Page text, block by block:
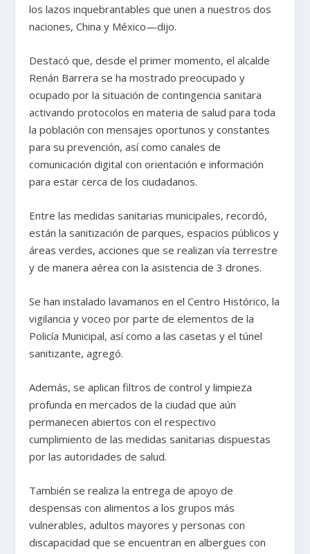
los lazos inquebrantables que unen a nuestros dos
naciones, China y México—dijo.
Destacó que, desde el primer momento, el alcalde
Renán Barrera se ha mostrado preocupado y
ocupado por la situación de contingencia sanitara
activando protocolos en materia de salud para toda
la población con mensajes oportunos y constantes
para su prevención, así como canales de
comunicación digital con orientación e información
para estar cerca de los ciudadanos.
Entre las medidas sanitarias municipales, recordó,
están la sanitización de parques, espacios públicos y
áreas verdes, acciones que se realizan vía terrestre
y de manera aérea con la asistencia de 3 drones.
Se han instalado lavamanos en el Centro Histórico, la
vigilancia y voceo por parte de elementos de la
Policía Municipal, así como a las casetas y el túnel
sanitizante, agregó.
Además, se aplican filtros de control y limpieza
profunda en mercados de la ciudad que aún
permanecen abiertos con el respectivo
cumplimiento de las medidas sanitarias dispuestas
por las autoridades de salud.
También se realiza la entrega de apoyo de
despensas con alimentos a los grupos más
vulnerables, adultos mayores y personas con
discapacidad que se encuentran en albergues con